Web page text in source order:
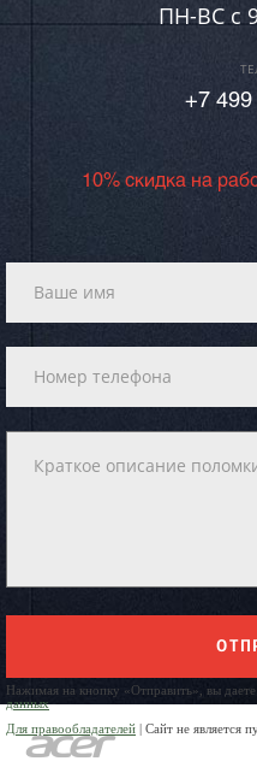
ПН-ВC c
+7 499
10% скидка на
Нажимая на кнопку «Отправить», вы даете
данных
Для правообладателей | Сайт не является